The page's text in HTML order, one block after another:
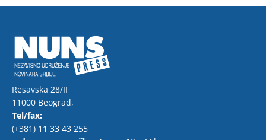
Resavska 28/II
11000 Beograd,
Tel/fax:
(+381) 11 33 43 255